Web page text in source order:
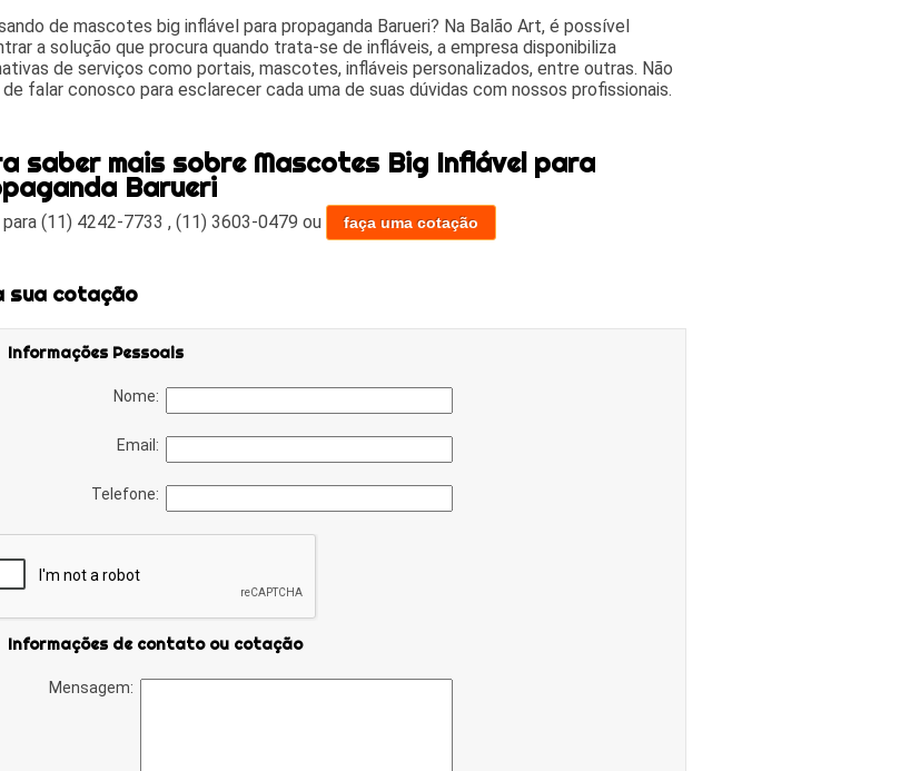
de mascotes big inflável para propaganda Barueri? Na Balão Art, é possível
a solução que procura quando trata-se de infláveis, a empresa disponibiliza
de serviços como portais, mascotes, infláveis personalizados, entre outras. Não
falar conosco para esclarecer cada uma de suas dúvidas com nossos profissionais.
saber mais sobre Mascotes Big Inflável para
Barueri
para (11) 4242-7733 , (11) 3603-0479 ou faça uma cotação
sua cotação
Informações Pessoais
Nome:
Email:
Telefone:
Informações de contato ou cotação
Mensagem: